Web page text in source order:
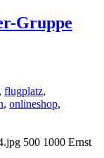
Gruppe
, flugplatz,
, onlineshop,
500 1000 Ernst